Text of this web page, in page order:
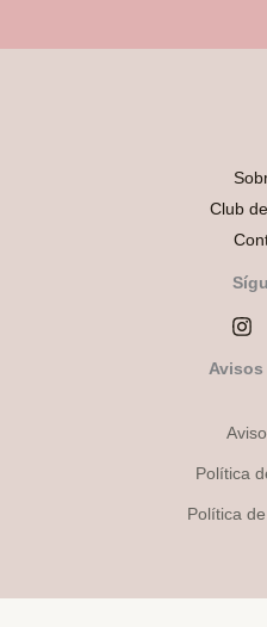
Club
Política
Política